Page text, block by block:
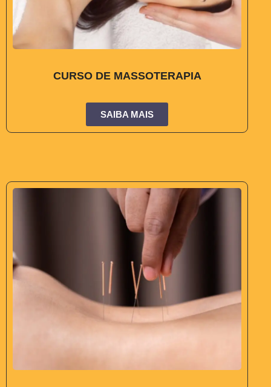
CURSO DE MASSOTERAPIA
SAIBA MAIS